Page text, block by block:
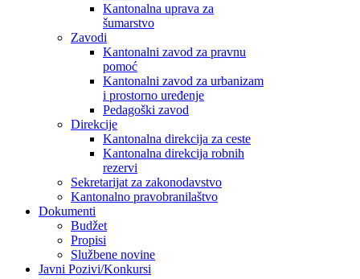
Kantonalna uprava za
šumarstvo
Zavodi
Kantonalni zavod za pravnu
pomoć
Kantonalni zavod za urbanizam
i prostorno uređenje
Pedagoški zavod
Direkcije
Kantonalna direkcija za ceste
Kantonalna direkcija robnih
rezervi
Sekretarijat za zakonodavstvo
Kantonalno pravobranilaštvo
Dokumenti
Budžet
Propisi
Službene novine
Javni Pozivi/Konkursi